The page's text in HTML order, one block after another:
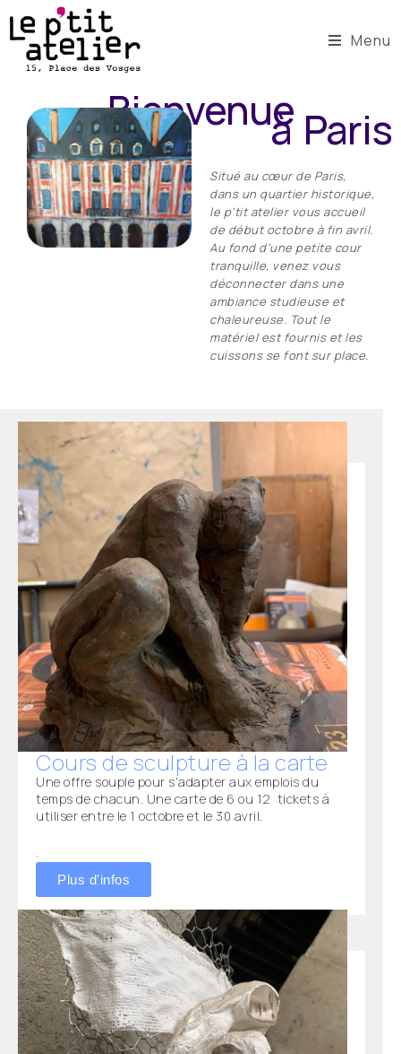
Menu
Bienvenueà Paris
Situé au cœur de Paris,
dans un quartier historique,
le p’tit atelier vous accueil
de début octobre à fin avril.
Au fond d’une petite cour
tranquille, venez vous
déconnecter dans une
ambiance studieuse et
chaleureuse. Tout le
matériel est fournis et les
cuissons se font sur place.
Cours de sculpture à la carte
Une offre souple pour s’adapter aux emplois du
temps de chacun. Une carte de 6 ou 12 tickets à
utiliser entre le 1 octobre et le 30 avril.
.
Plus d'infos